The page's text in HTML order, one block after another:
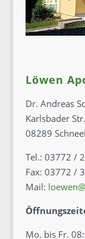
Löwen
Dr. Andreas
Karlsbader
08289
Tel.: 03772 /
Fax: 03772 /
Mail:
Mo. bis Fr.